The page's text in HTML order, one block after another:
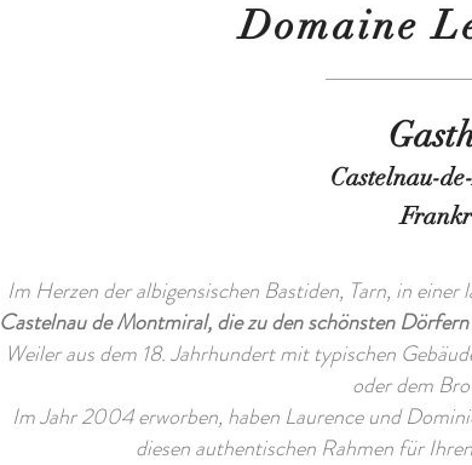
Domaine
Castelnau-
Im Herzen der albigensischen Bastiden, Tarn, in
Castelnau de Montmiral, die zu den schönsten
Weiler aus dem 18. Jahrhundert mit typischen
oder dem
Im Jahr 2004 erworben, haben Laurence und
diesen authentischen Rahmen für